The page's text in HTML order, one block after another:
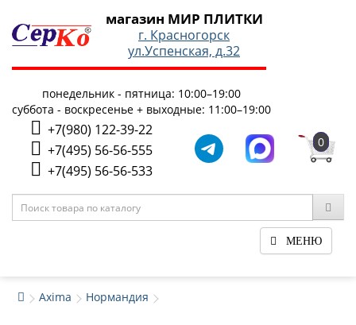
магазин МИР ПЛИТКИ
г. Красногорск
ул.Успенская, д.32
понедельник - пятница: 10:00–19:00
суббота - воскресенье + выходные: 11:00–19:00
+7(980) 122-39-22
+7(495) 56-56-555
+7(495) 56-56-533
0
МЕНЮ
Axima Нормандия